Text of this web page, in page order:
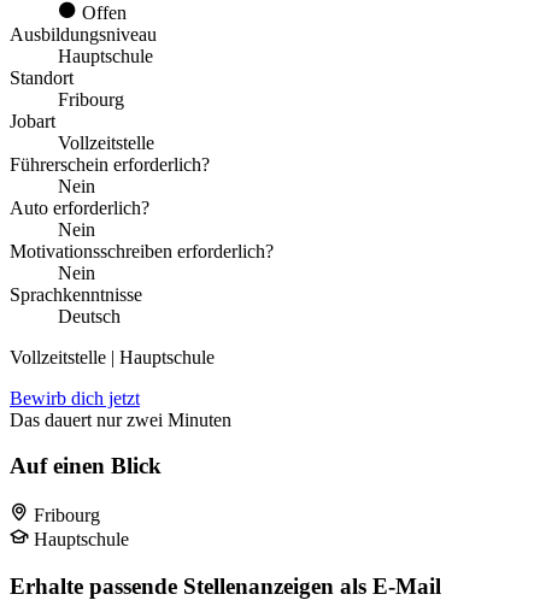
Offen
Ausbildungsniveau
Hauptschule
Standort
Fribourg
Jobart
Vollzeitstelle
Führerschein erforderlich?
Nein
Auto erforderlich?
Nein
Motivationsschreiben erforderlich?
Nein
Sprachkenntnisse
Deutsch
Vollzeitstelle | Hauptschule
Bewirb dich jetzt
Das dauert nur zwei Minuten
Auf einen Blick
Fribourg
Hauptschule
Erhalte passende Stellenanzeigen als E-Mail